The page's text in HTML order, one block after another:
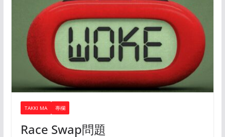
TAKKI MA 專欄
Race Swap問題